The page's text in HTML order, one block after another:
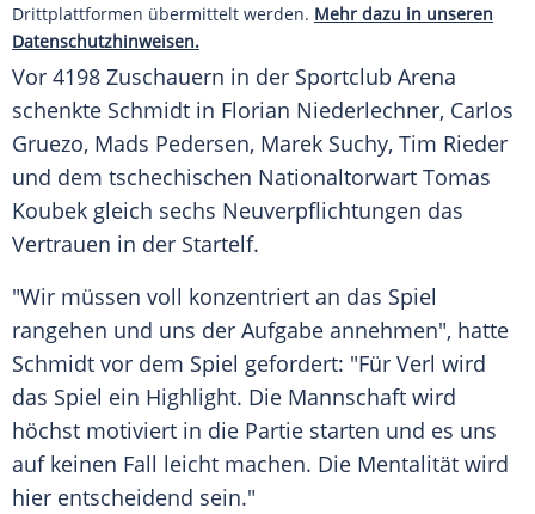
Drittplattformen übermittelt werden. Mehr dazu in unseren
Datenschutzhinweisen.
Vor 4198 Zuschauern in der Sportclub Arena
schenkte Schmidt in Florian Niederlechner, Carlos
Gruezo, Mads Pedersen, Marek Suchy, Tim Rieder
und dem tschechischen Nationaltorwart Tomas
Koubek gleich sechs Neuverpflichtungen das
Vertrauen in der Startelf.
"Wir müssen voll konzentriert an das Spiel
rangehen und uns der Aufgabe annehmen", hatte
Schmidt vor dem Spiel gefordert: "Für Verl wird
das Spiel ein Highlight. Die Mannschaft wird
höchst motiviert in die Partie starten und es uns
auf keinen Fall leicht machen. Die Mentalität wird
hier entscheidend sein."